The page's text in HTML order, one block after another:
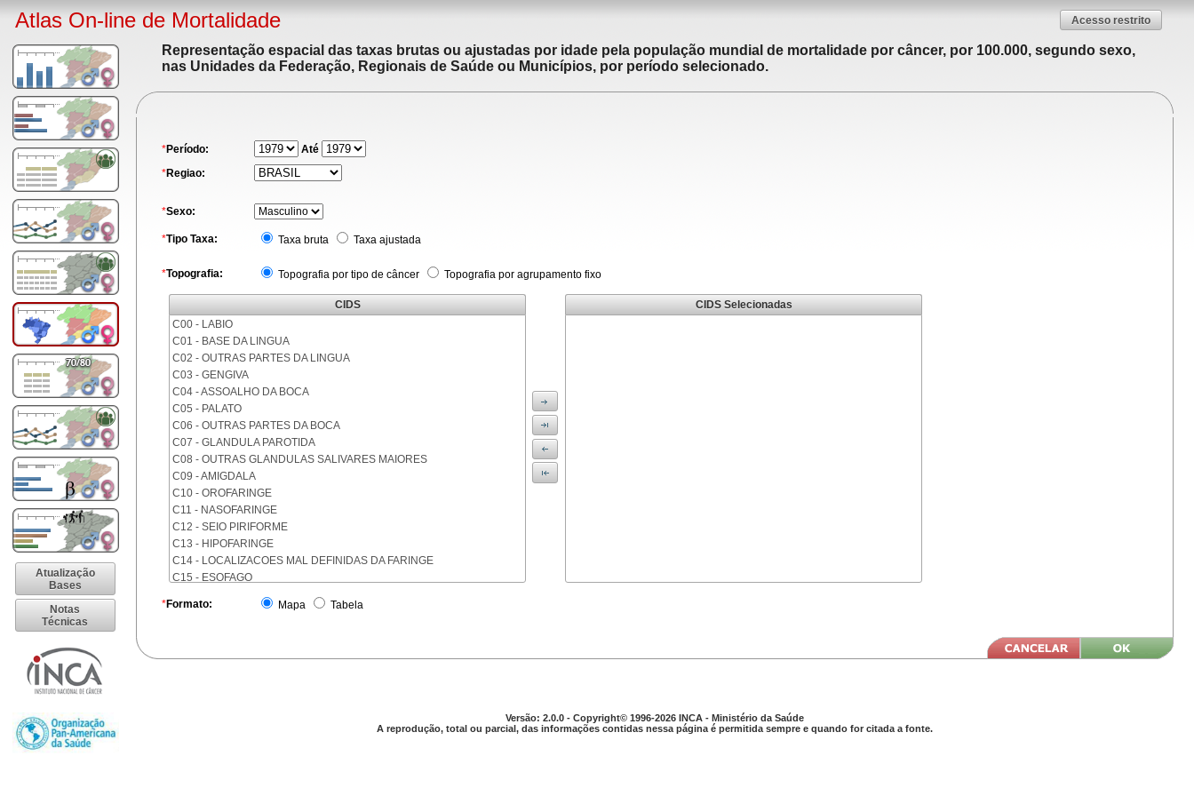
Atlas On-line de Mortalidade Acesso restrito
Atualização
Bases
Notas
Técnicas
Representação espacial das taxas brutas ou ajustadas por idade pela população mundial de mortalidade por câncer, por 100.000, segundo sexo,
nas Unidades da Federação, Regionais de Saúde ou Municípios, por período selecionado.
*Período:
Até
*Regiao:
*Sexo:
*Tipo Taxa: Taxa bruta Taxa ajustada
*Topografia: Topografia por tipo de câncer Topografia por agrupamento fixo
CIDS
C00 - LABIO
C01 - BASE DA LINGUA
C02 - OUTRAS PARTES DA LINGUA
C03 - GENGIVA
C04 - ASSOALHO DA BOCA
C05 - PALATO
C06 - OUTRAS PARTES DA BOCA
C07 - GLANDULA PAROTIDA
C08 - OUTRAS GLANDULAS SALIVARES MAIORES
C09 - AMIGDALA
C10 - OROFARINGE
C11 - NASOFARINGE
C12 - SEIO PIRIFORME
C13 - HIPOFARINGE
C14 - LOCALIZACOES MAL DEFINIDAS DA FARINGE
C15 - ESOFAGO
C17 - INTESTINO DELGADO
C20 - RETO
C24 - OUTRAS PARTES DAS VIAS BILIARES
CIDS Selecionadas
*Formato: Mapa Tabela
Versão: 2.0.0 - Copyright© 1996-2026 INCA - Ministério da Saúde
A reprodução, total ou parcial, das informações contidas nessa página é permitida sempre e quando for citada a fonte.